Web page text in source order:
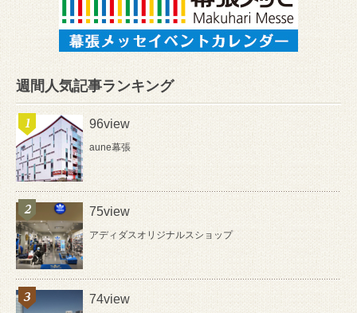
週間人気記事ランキング
96view
aune幕張
75view
アディダスオリジナルスショップ
74view